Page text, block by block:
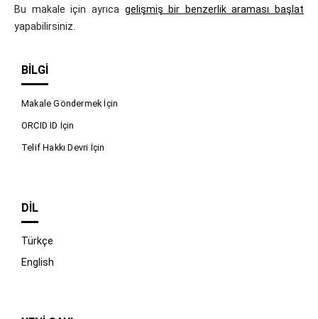
Bu makale için ayrıca gelişmiş bir benzerlik araması başlat
yapabilirsiniz.
BILGI
Makale Göndermek İçin
ORCID ID İçin
Telif Hakkı Devri İçin
DIL
Türkçe
English